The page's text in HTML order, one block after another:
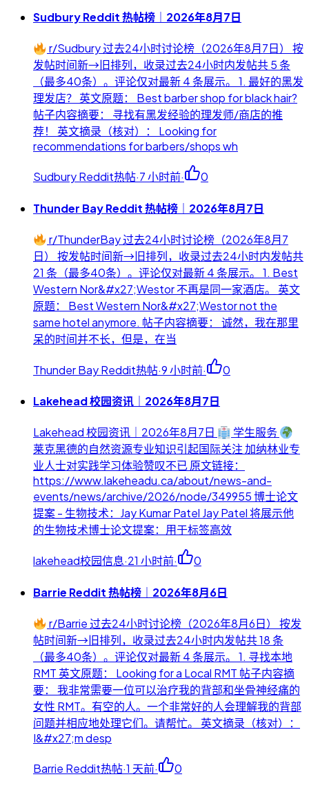
Sudbury Reddit 热帖榜｜2026年8月7日
r/Sudbury 过去24小时讨论榜（2026年8月7日） 按
发帖时间新→旧排列，收录过去24小时内发帖共 5 条
（最多40条）。评论仅对最新 4 条展示。 1. 最好的黑发
理发店？ 英文原题： Best barber shop for black hair?
帖子内容摘要： 寻找有黑发经验的理发师/商店的推
荐！ 英文摘录（核对）： Looking for
recommendations for barbers/shops wh
Sudbury Reddit热帖·7 小时前· 0
Thunder Bay Reddit 热帖榜｜2026年8月7日
r/ThunderBay 过去24小时讨论榜（2026年8月7
日） 按发帖时间新→旧排列，收录过去24小时内发帖共
21 条（最多40条）。评论仅对最新 4 条展示。 1. Best
Western Nor&#x27;Westor 不再是同一家酒店。 英文
原题： Best Western Nor&#x27;Westor not the
same hotel anymore. 帖子内容摘要： 诚然，我在那里
呆的时间并不长，但是，在当
Thunder Bay Reddit热帖·9 小时前· 0
Lakehead 校园资讯｜2026年8月7日
Lakehead 校园资讯｜2026年8月7日
学生服务
莱克黑德的自然资源专业知识引起国际关注 加纳林业专
业人士对实践学习体验赞叹不已 原文链接：
https://www.lakeheadu.ca/about/news-and-
events/news/archive/2026/node/349955 博士论文
提案 - 生物技术：Jay Kumar Patel Jay Patel 将展示他
的生物技术博士论文提案：用于标签高效
lakehead校园信息·21 小时前· 0
Barrie Reddit 热帖榜｜2026年8月6日
r/Barrie 过去24小时讨论榜（2026年8月6日） 按发
帖时间新→旧排列，收录过去24小时内发帖共 18 条
（最多40条）。评论仅对最新 4 条展示。 1. 寻找本地
RMT 英文原题： Looking for a Local RMT 帖子内容摘
要： 我非常需要一位可以治疗我的背部和坐骨神经痛的
女性 RMT。有空的人。一个非常好的人会理解我的背部
问题并相应地处理它们。请帮忙。 英文摘录（核对）：
I&#x27;m desp
Barrie Reddit热帖·1 天前· 0